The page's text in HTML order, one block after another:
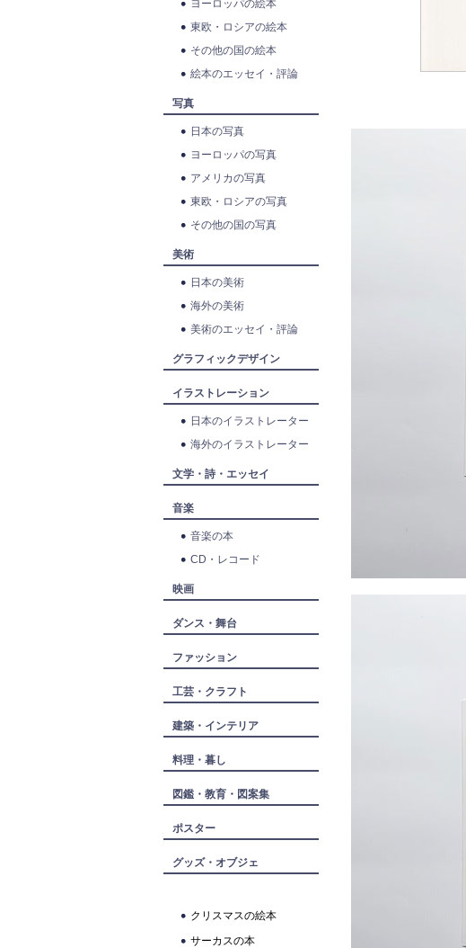
ヨーロッパの絵本
東欧・ロシアの絵本
その他の国の絵本
絵本のエッセイ・評論
写真
日本の写真
ヨーロッパの写真
アメリカの写真
東欧・ロシアの写真
その他の国の写真
美術
日本の美術
海外の美術
美術のエッセイ・評論
グラフィックデザイン
イラストレーション
日本のイラストレーター
海外のイラストレーター
文学・詩・エッセイ
音楽
音楽の本
CD・レコード
映画
ダンス・舞台
ファッション
工芸・クラフト
建築・インテリア
料理・暮し
図鑑・教育・図案集
ポスター
グッズ・オブジェ
クリスマスの絵本
サーカスの本